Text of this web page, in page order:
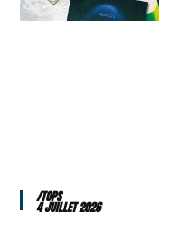
/TOPS
4 JUILLET 2026